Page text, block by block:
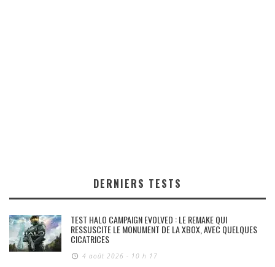
DERNIERS TESTS
TEST HALO CAMPAIGN EVOLVED : LE REMAKE QUI
RESSUSCITE LE MONUMENT DE LA XBOX, AVEC QUELQUES
CICATRICES
4 août 2026 - 10 h 17